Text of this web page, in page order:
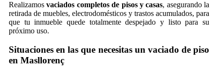
Realizamosvaciados completos de pisos y casas, asegurando la
retirada de muebles, electrodomésticos y trastos acumulados, para
que tu inmueble quede totalmente despejado y listo para su
próximo uso.
Situaciones en las que necesitas un vaciado de piso
en Masllorenç